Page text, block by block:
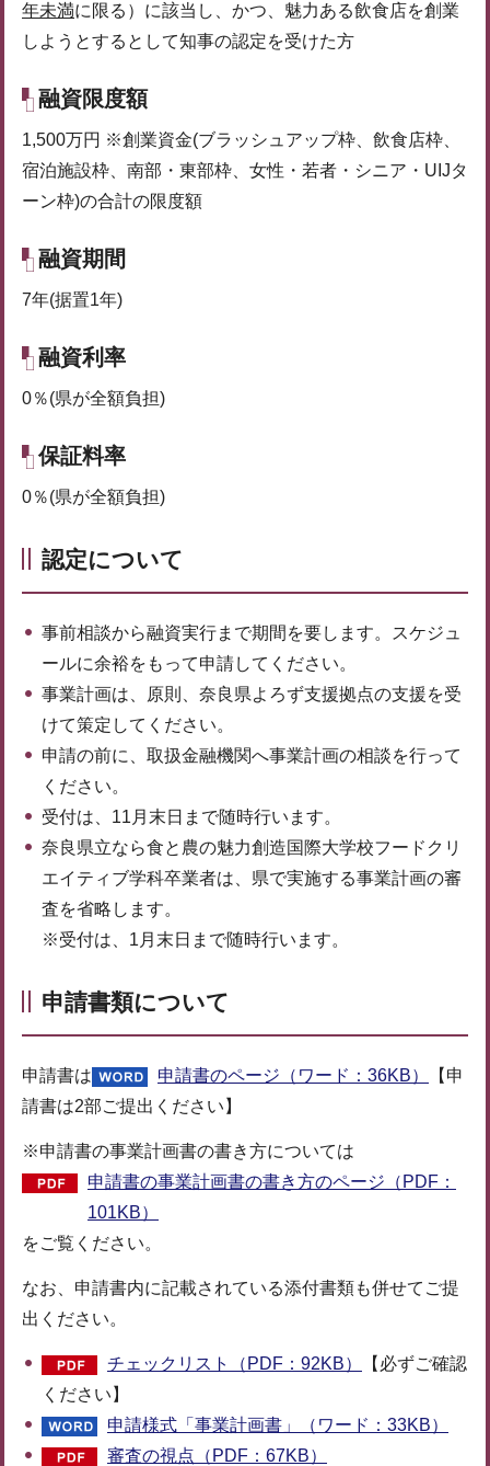
年未満に限る）に該当し、かつ、魅力ある飲食店を創業
しようとするとして知事の認定を受けた方
融資限度額
1,500万円 ※創業資金(ブラッシュアップ枠、飲食店枠、
宿泊施設枠、南部・東部枠、女性・若者・シニア・UIJタ
ーン枠)の合計の限度額
融資期間
7年(据置1年)
融資利率
0％(県が全額負担)
保証料率
0％(県が全額負担)
認定について
事前相談から融資実行まで期間を要します。スケジュ
ールに余裕をもって申請してください。
事業計画は、原則、奈良県よろず支援拠点の支援を受
けて策定してください。
申請の前に、取扱金融機関へ事業計画の相談を行って
ください。
受付は、11月末日まで随時行います。
奈良県立なら食と農の魅力創造国際大学校フードクリ
エイティブ学科卒業者は、県で実施する事業計画の審
査を省略します。
※受付は、1月末日まで随時行います。
申請書類について
申請書は 申請書のページ（ワード：36KB）
【申
請書は2部ご提出ください】
※申請書の事業計画書の書き方については
申請書の事業計画書の書き方のページ（PDF：
101KB）
をご覧ください。
なお、申請書内に記載されている添付書類も併せてご提
出ください。
チェックリスト（PDF：92KB）
【必ずご確認
ください】
申請様式「事業計画書」（ワード：33KB）
審査の視点（PDF：67KB）